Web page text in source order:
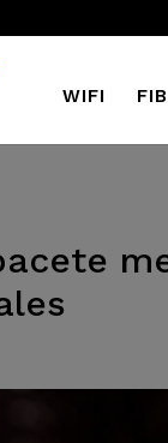
WIFI